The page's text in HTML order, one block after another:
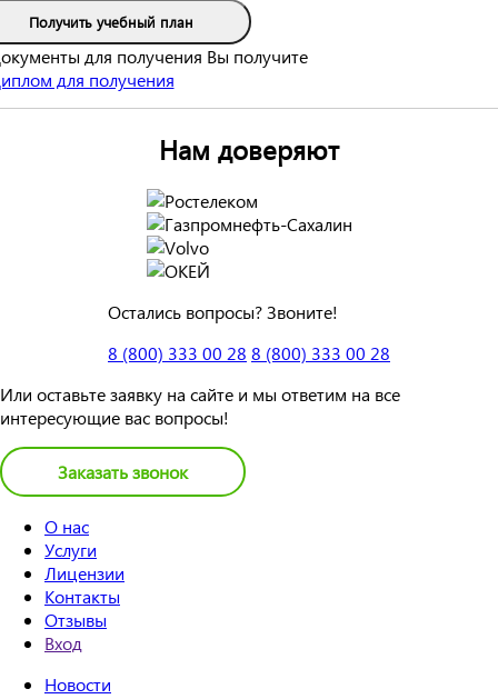
Получить учебный план
Вы получите
Нам доверяют
Остались вопросы? Звоните!
8 (800) 333 00 28 8 (800) 333 00 28
Или оставьте заявку на сайте и мы ответим на все
интересующие вас вопросы!
Заказать звонок
О нас
Услуги
Лицензии
Контакты
Отзывы
Вход
Новости